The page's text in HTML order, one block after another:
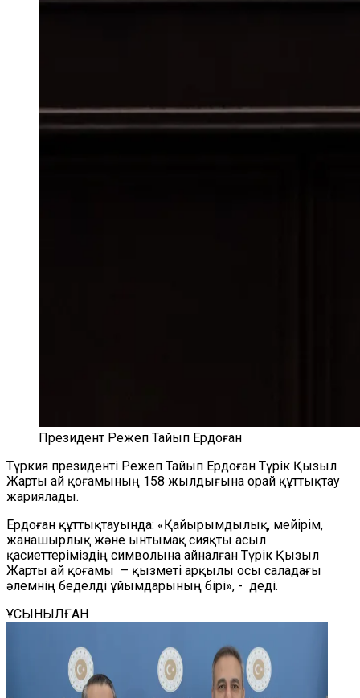
Президент Режеп Тайып Ердоған
Түркия президенті Режеп Тайып Ердоған Түрік Қызыл
Жарты ай қоғамының 158 жылдығына орай құттықтау
жариялады.
Ердоған құттықтауында: «Қайырымдылық, мейірім,
жанашырлық және ынтымақ сияқты асыл
қасиеттеріміздің символына айналған Түрік Қызыл
Жарты ай қоғамы – қызметі арқылы осы саладағы
әлемнің беделді ұйымдарының бірі», - деді.
ҰСЫНЫЛҒАН